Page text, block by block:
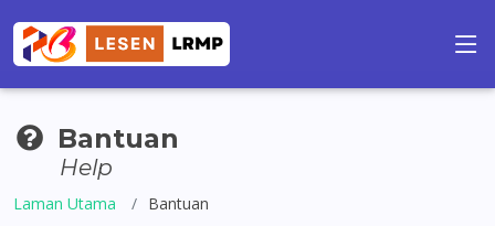
Bantuan
Help
Laman Utama Bantuan